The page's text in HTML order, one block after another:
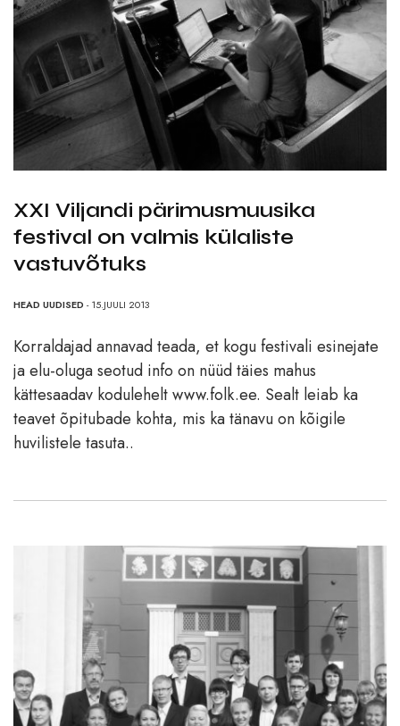
XXI Viljandi pärimusmuusika
festival on valmis külaliste
vastuvõtuks
HEAD UUDISED - 15.JUULI 2013
Korraldajad annavad teada, et kogu festivali esinejate
ja elu-oluga seotud info on nüüd täies mahus
kättesaadav kodulehelt www.folk.ee. Sealt leiab ka
teavet õpitubade kohta, mis ka tänavu on kõigile
huvilistele tasuta..